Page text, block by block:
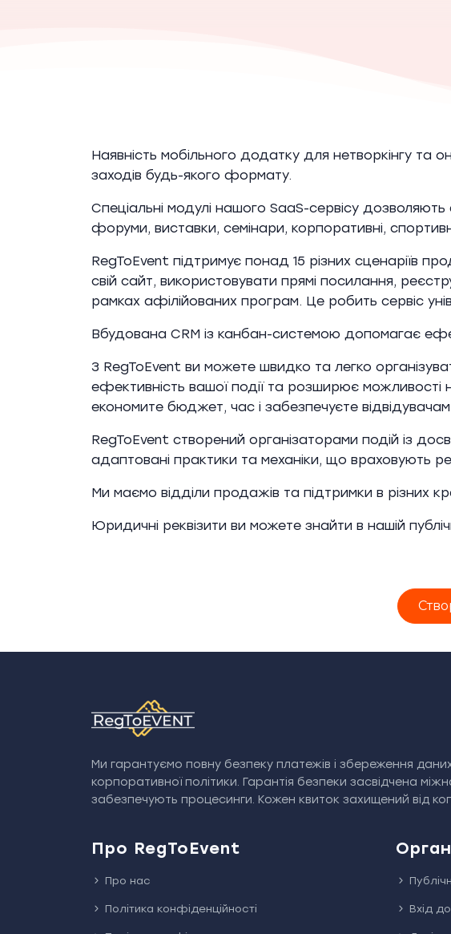
Наявність мобільного додатку для нетворкінгу та
заходів будь-якого формату.
Спеціальні модулі нашого SaaS-сервісу
форуми, виставки, семінари, корпоративні,
RegToEvent підтримує понад 15 різних сценаріїв
свій сайт, використовувати прямі посилання,
рамках афілійованих програм. Це робить сервіс
Вбудована CRM із канбан-системою допомагає
З RegToEvent ви можете швидко та легко
ефективність вашої події та розширює можливості
економите бюджет, час і забезпечуєте
RegToEvent створений організаторами подій із
адаптовані практики та механіки, що враховують
Ми маємо відділи продажів та підтримки в різних
Юридичні реквізити ви можете знайти в нашій
Ми гарантуємо повну безпеку платежів і збереження
корпоративної політики. Гарантія безпеки засвідчена
забезпечують процесинги. Кожен квиток захищений від
Про RegToEvent
Про нас
Політика конфіденційності Вхід